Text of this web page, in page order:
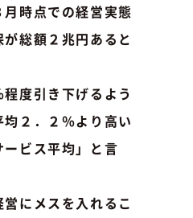
時点での経営実態
総額２兆円あると
度引き下げるよう
２．２％より高い
ビス平均」と言
にメスを入れるこ